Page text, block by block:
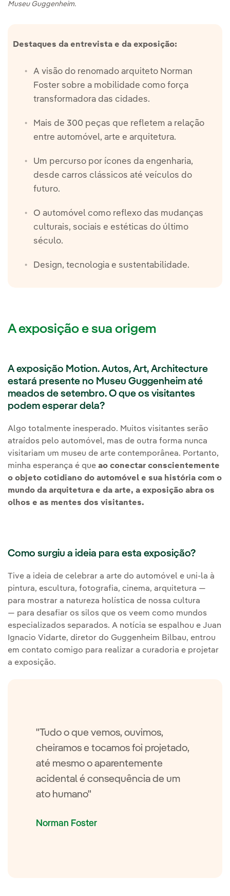
Museu Guggenheim.
Destaques da entrevista e da exposição:
A visão do renomado arquiteto Norman
Foster sobre a mobilidade como força
transformadora das cidades.
Mais de 300 peças que refletem a relação
entre automóvel, arte e arquitetura.
Um percurso por ícones da engenharia,
desde carros clássicos até veículos do
futuro.
O automóvel como reflexo das mudanças
culturais, sociais e estéticas do último
século.
Design, tecnologia e sustentabilidade.
A exposição e sua origem
A exposição Motion. Autos, Art, Architecture
estará presente no Museu Guggenheim até
meados de setembro. O que os visitantes
podem esperar dela?
Algo totalmente inesperado. Muitos visitantes serão
atraídos pelo automóvel, mas de outra forma nunca
visitariam um museu de arte contemporânea. Portanto,
minha esperança é que ao conectar conscientemente
o objeto cotidiano do automóvel e sua história com o
mundo da arquitetura e da arte, a exposição abra os
olhos e as mentes dos visitantes.
Como surgiu a ideia para esta exposição?
Tive a ideia de celebrar a arte do automóvel e uni-la à
pintura, escultura, fotografia, cinema, arquitetura —
para mostrar a natureza holística de nossa cultura
— para desafiar os silos que os veem como mundos
especializados separados. A notícia se espalhou e Juan
Ignacio Vidarte, diretor do Guggenheim Bilbau, entrou
em contato comigo para realizar a curadoria e projetar
a exposição.
"Tudo o que vemos, ouvimos,
cheiramos e tocamos foi projetado,
até mesmo o aparentemente
acidental é consequência de um
ato humano"
Norman Foster